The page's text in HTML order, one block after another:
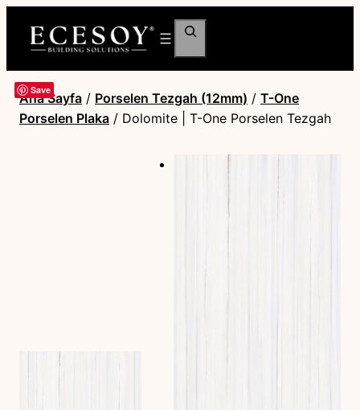
Ara
Save
Ana Sayfa / Porselen Tezgah (12mm) / T-One
Porselen Plaka / Dolomite | T-One Porselen Tezgah